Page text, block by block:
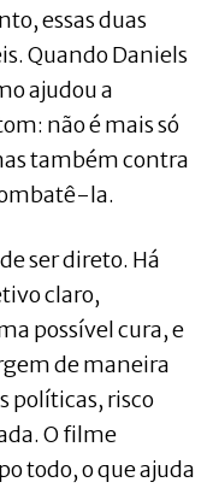
essas duas
Quando Daniels
ajudou a
não é mais só
também contra
la.
ser direto. Há
claro,
possível cura, e
de maneira
políticas, risco
O filme
todo, o que ajuda